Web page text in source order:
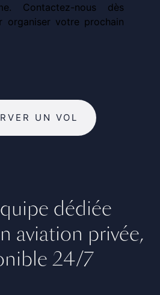
Contactez-nous dès
organiser votre prochain
UN VOL
dédiée
aviation privée,
24/7